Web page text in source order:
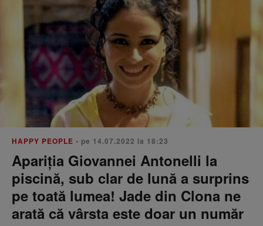
HAPPY PEOPLE • pe 14.07.2022 la 18:23
Apariția Giovannei Antonelli la
piscină, sub clar de lună a surprins
pe toată lumea! Jade din Clona ne
arată că vârsta este doar un număr